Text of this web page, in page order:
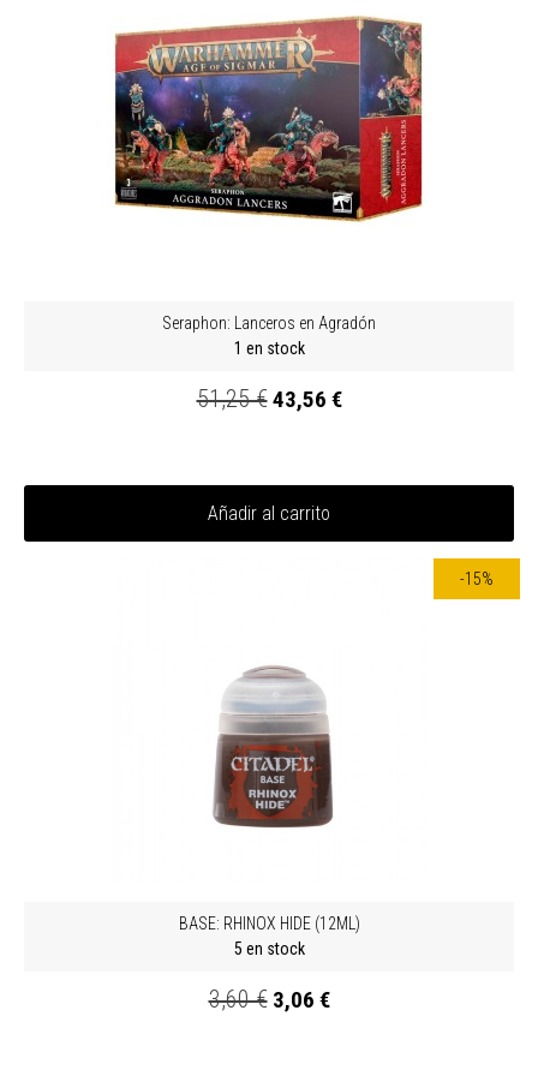
Seraphon: Lanceros en Agradón
1 en stock
51,25 €43,56 €
Añadir al carrito
-15%
BASE: RHINOX HIDE (12ML)
5 en stock
3,60 € 3,06 €